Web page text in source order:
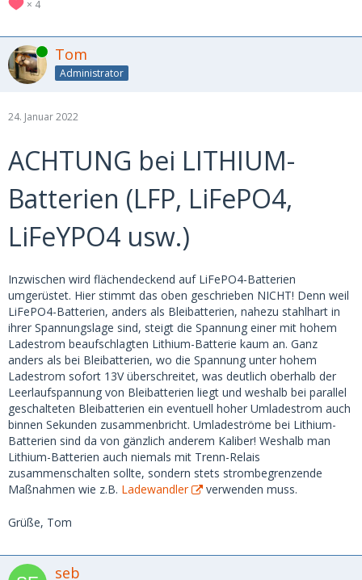
4
Online Tom
Administrator
24. Januar 2022
ACHTUNG bei LITHIUM-
Batterien (LFP, LiFePO4,
LiFeYPO4 usw.)
Inzwischen wird flächendeckend auf LiFePO4-Batterien
umgerüstet. Hier stimmt das oben geschrieben NICHT! Denn weil
LiFePO4-Batterien, anders als Bleibatterien, nahezu stahlhart in
ihrer Spannungslage sind, steigt die Spannung einer mit hohem
Ladestrom beaufschlagten Lithium-Batterie kaum an. Ganz
anders als bei Bleibatterien, wo die Spannung unter hohem
Ladestrom sofort 13V überschreitet, was deutlich oberhalb der
Leerlaufspannung von Bleibatterien liegt und weshalb bei parallel
geschalteten Bleibatterien ein eventuell hoher Umladestrom auch
binnen Sekunden zusammenbricht. Umladeströme bei Lithium-
Batterien sind da von gänzlich anderem Kaliber! Weshalb man
Lithium-Batterien auch niemals mit Trenn-Relais
zusammenschalten sollte, sondern stets strombegrenzende
Maßnahmen wie z.B. Ladewandler verwenden muss.
Grüße, Tom
seb